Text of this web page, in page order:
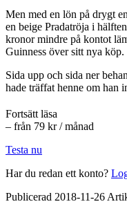
Men med en lön på drygt
en beige Pradatröja i
kronor mindre på kontot
Guinness över sitt nya
Sida upp och sida ner
hade träffat henne om han
Fortsätt läsa
– från 79 kr / månad
Testa nu
Har du redan ett konto?
Publicerad 2018-11-26